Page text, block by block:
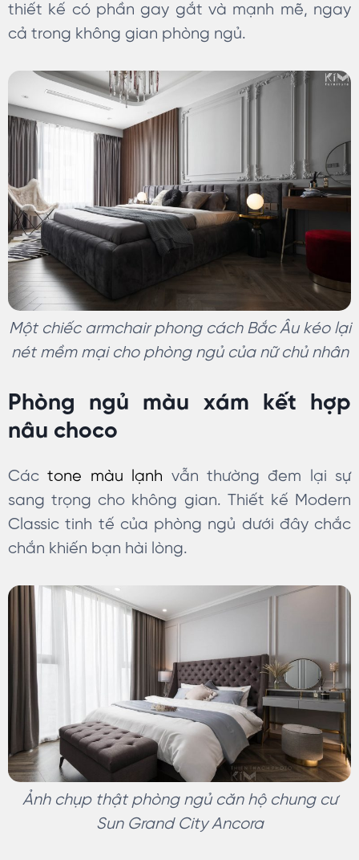
thiết kế có phần gay gắt và mạnh mẽ, ngay
cả trong không gian phòng ngủ.
Một chiếc armchair phong cách Bắc Âu kéo lại
nét mềm mại cho phòng ngủ của nữ chủ nhân
Phòng ngủ màu xám kết hợp
nâu choco
Cáctone màu lạnh vẫn thường đem lại sự
sang trọng cho không gian. Thiết kế Modern
Classic tinh tế của phòng ngủ dưới đây chắc
chắn khiến bạn hài lòng.
Ảnh chụp thật phòng ngủ căn hộ chung cư
Sun Grand City Ancora